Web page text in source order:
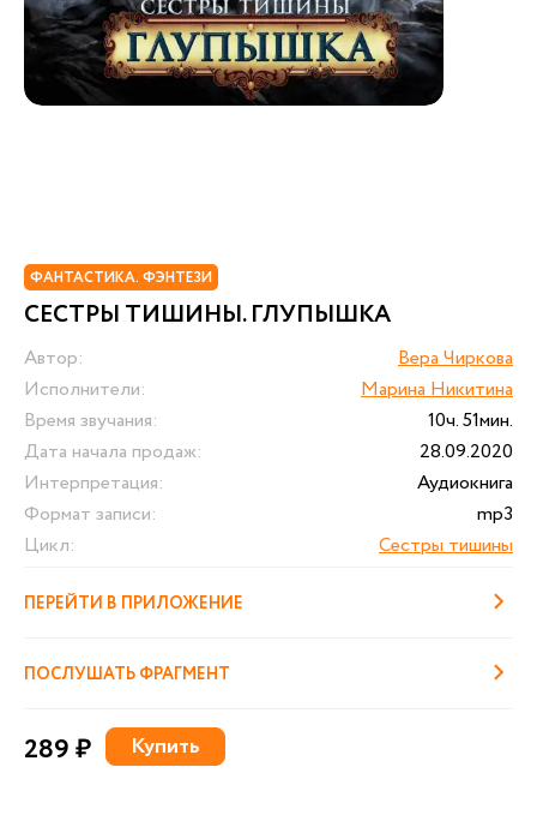
ФАНТАСТИКА. ФЭНТЕЗИ
СЕСТРЫ ТИШИНЫ. ГЛУПЫШКА
Автор:
Вера Чиркова
Исполнители:
Марина Никитина
Время звучания:
10ч. 51мин.
Дата начала продаж:
28.09.2020
Интерпретация:
Аудиокнига
Формат записи:
mp3
Цикл:
Сестры тишины
ПЕРЕЙТИ В ПРИЛОЖЕНИЕ
ПОСЛУШАТЬ ФРАГМЕНТ
289 ₽ Купить